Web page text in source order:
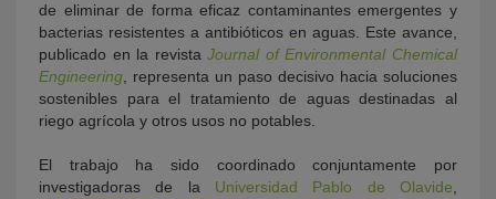
de eliminar de forma eficaz contaminantes emergentes y
bacterias resistentes a antibióticos en aguas. Este avance,
publicado en la revistaJournal of Environmental Chemical
Engineering , representa un paso decisivo hacia soluciones
sostenibles para el tratamiento de aguas destinadas al
riego agrícola y otros usos no potables.
El trabajo ha sido coordinado conjuntamente por
investigadoras de la Universidad Pablo de Olavide